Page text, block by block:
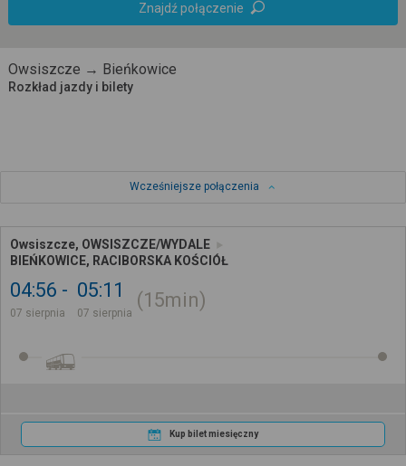
Znajdź połączenie
Owsiszcze → Bieńkowice
Rozkład jazdy i bilety
Wcześniejsze połączenia
Owsiszcze, OWSISZCZE/WYDALE
BIEŃKOWICE, RACIBORSKA KOŚCIÓŁ
04:56
07 sierpnia
05:11
07 sierpnia
15min
Kup bilet miesięczny